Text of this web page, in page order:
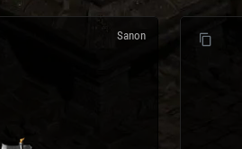
EGC1 conquistou Dark Wanderer!
mattar10 conquistou Dark Wanderer!
Sanon